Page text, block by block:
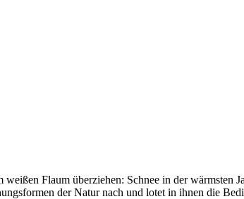
Flaum überziehen: Schnee in der wärmsten
der Natur nach und lotet in ihnen die